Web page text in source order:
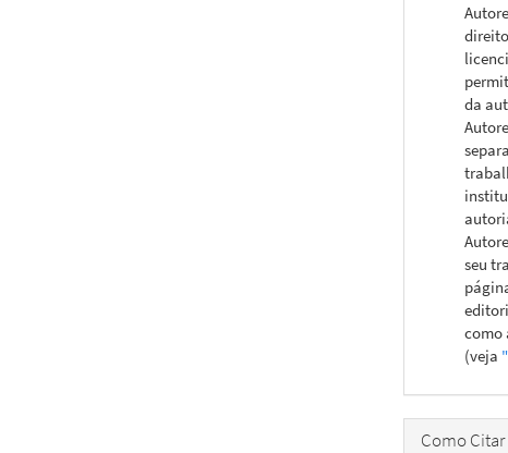
da
seu
como
(veja
Como Citar